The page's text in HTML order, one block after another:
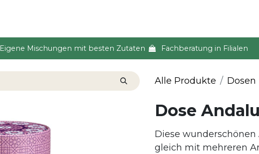
Eigene Mischungen mit besten Zutaten Fachberatung in Filialen
Alle Produkte Dosen
Dose
Diese
gleich mit mehreren